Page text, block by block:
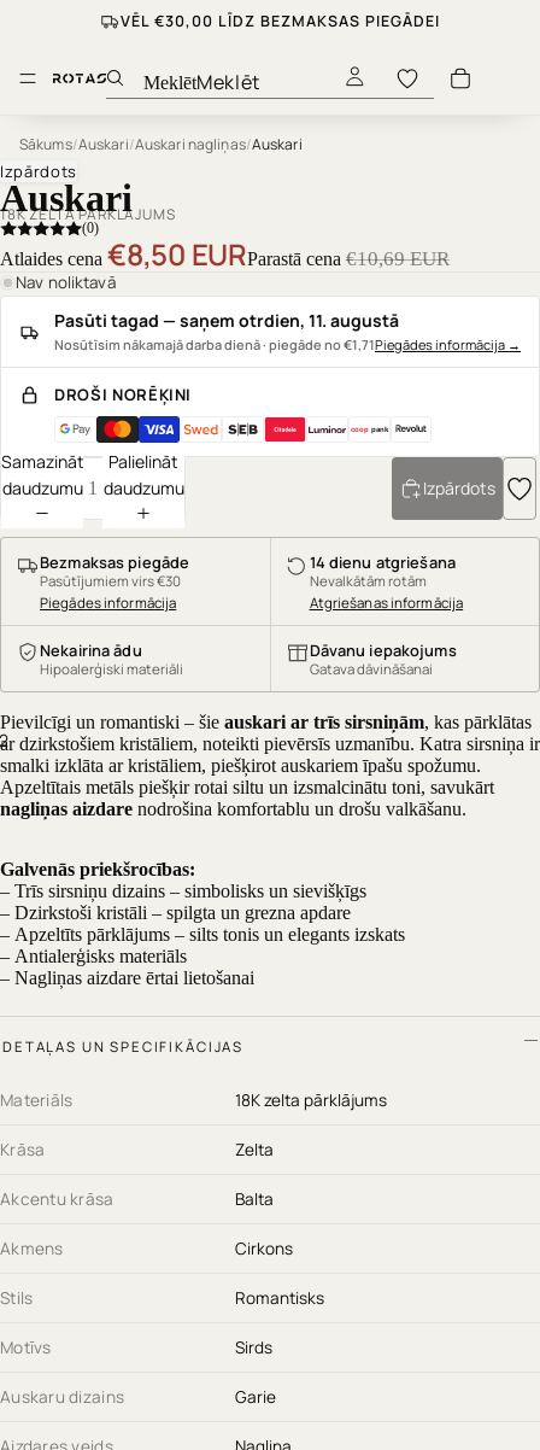
VĒL €30,00 LĪDZ BEZMAKSAS PIEGĀDEI
Meklēt
Sākums/Auskari/Auskari nagliņas/Auskari
Izpārdots
Auskari
18K ZELTA PĀRKLĀJUMS
(0)
Atlaides cena €8,50 EURParastā cena €10,69 EUR
Nav noliktavā
Pasūti tagad — saņem otrdien, 11. augustā
Nosūtīsim nākamajā darba dienā · piegāde no €1,71Piegādes informācija →
DROŠI NORĒĶINI
cooppank
Samazināt
daudzumu
Palielināt
daudzumu
Izpārdots
Bezmaksas piegāde
Pasūtījumiem virs €30
Piegādes informācija
14 dienu atgriešana
Nevalkātām rotām
Atgriešanas informācija
Nekairina ādu
Hipoalerģiski materiāli
Dāvanu iepakojums
Gatava dāvināšanai
Pievilcīgi un romantiski – šie auskari ar trīs sirsniņām, kas pārklātas
ar dzirkstošiem kristāliem, noteikti pievērsīs uzmanību. Katra sirsniņa ir
smalki izklāta ar kristāliem, piešķirot auskariem īpašu spožumu.
Apzeltītais metāls piešķir rotai siltu un izsmalcinātu toni, savukārt
nagliņas aizdare nodrošina komfortablu un drošu valkāšanu.
Galvenās priekšrocības:
– Trīs sirsniņu dizains – simbolisks un sievišķīgs
– Dzirkstoši kristāli – spilgta un grezna apdare
– Apzeltīts pārklājums – silts tonis un elegants izskats
– Antialerģisks materiāls
– Nagliņas aizdare ērtai lietošanai
DETAĻAS UN SPECIFIKĀCIJAS
Materiāls 18K zelta pārklājums
Krāsa Zelta
Akcentu krāsa Balta
Akmens Cirkons
Stils Romantisks
Motīvs Sirds
Auskaru dizains Garie